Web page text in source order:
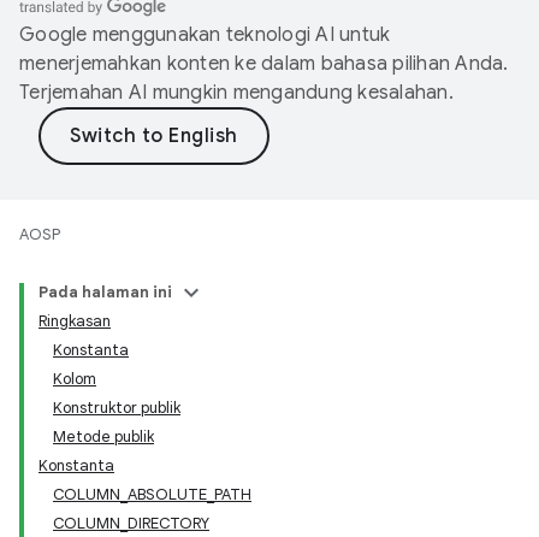
Google menggunakan teknologi AI untuk
menerjemahkan konten ke dalam bahasa pilihan Anda.
Terjemahan AI mungkin mengandung kesalahan.
AOSP
Pada halaman ini
Ringkasan
Konstanta
Kolom
Konstruktor publik
Metode publik
Konstanta
COLUMN_ABSOLUTE_PATH
COLUMN_DIRECTORY